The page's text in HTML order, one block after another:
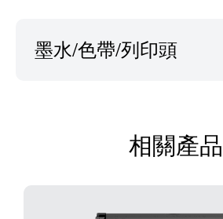
墨水/色帶/列印頭
相關產品